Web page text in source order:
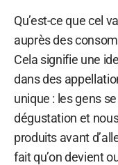
Qu’est-ce que cel
auprès des
Cela signifie une
dans des
unique : les gens
dégustation et
produits avant
fait qu’on devient